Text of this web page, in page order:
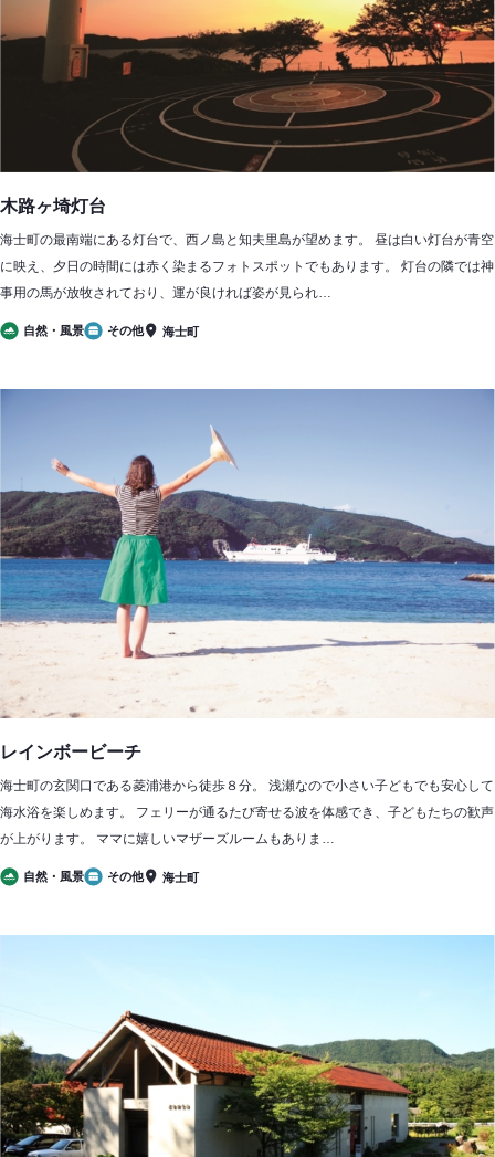
木路ヶ埼灯台
海士町の最南端にある灯台で、西ノ島と知夫里島が望めます。 昼は白い灯台が青空
に映え、夕日の時間には赤く染まるフォトスポットでもあります。 灯台の隣では神
事用の馬が放牧されており、運が良ければ姿が見られ…
自然・風景 その他 海士町
レインボービーチ
海士町の玄関口である菱浦港から徒歩８分。 浅瀬なので小さい子どもでも安心して
海水浴を楽しめます。 フェリーが通るたび寄せる波を体感でき、子どもたちの歓声
が上がります。 ママに嬉しいマザーズルームもありま…
自然・風景 その他 海士町